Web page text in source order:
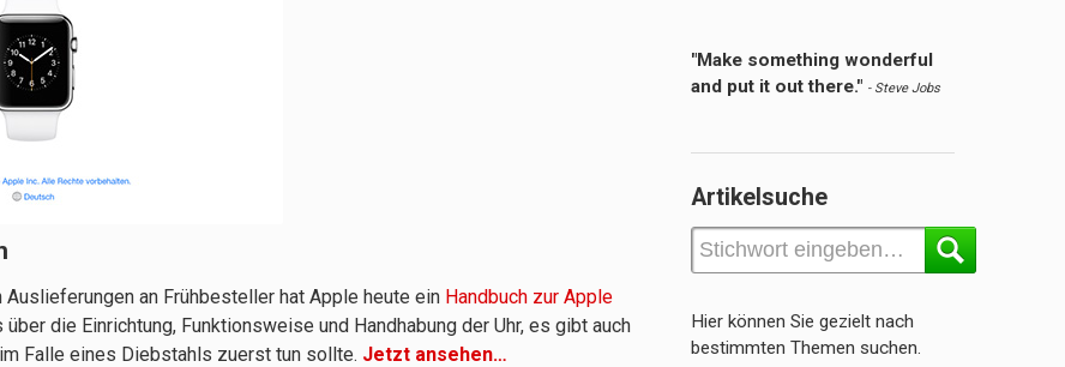
Auslieferungen an Frühbesteller hat Apple heute ein Handbuch zur Apple
die Einrichtung, Funktionsweise und Handhabung der Uhr, es gibt auch
Falle eines Diebstahls zuerst tun sollte. Jetzt ansehen…
"Make something wonderful
and put it out there." - Steve Jobs
Artikelsuche
Hier können Sie gezielt nach
bestimmten Themen suchen.